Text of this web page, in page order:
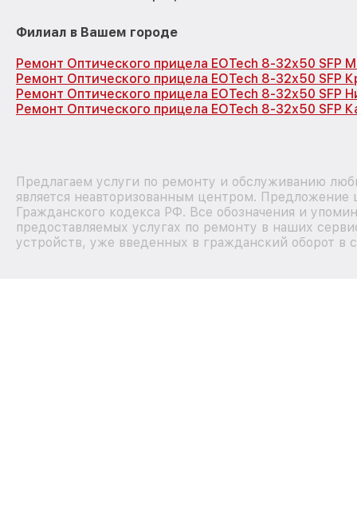
Филиал в Вашем городе
Ремонт Оптического прицела EOTech 8-32x50 SFP
Ремонт Оптического прицела EOTech 8-32x50 SFP
Ремонт Оптического прицела EOTech 8-32x50 SFP
Ремонт Оптического прицела EOTech 8-32x50 SFP
Предлагаем услуги по ремонту и обслуживанию
является неавторизованным центром.
Гражданского кодекса РФ. Все обозначения и
предоставляемых услугах по ремонту в наших
устройств, уже введенных в гражданский оборот в